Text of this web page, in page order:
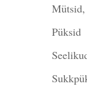
Püksid